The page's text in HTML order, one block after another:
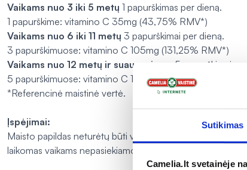
Sutikimas
Camelia.lt svetainėje
Vaikams nuo 3 iki 5 metų 1 papurškimas per dieną.
1 papurškime: vitamino C 35mg (43,75% RMV*)
Vaikams nuo 6 iki 11 metų 3 papurškimai per dieną.
3 papurškimuose: vitamino C 105mg (131,25% RMV*)
Vaikams nuo 12 metų ir suaugusiems
5 papurškimai per
5 papurškimuose: vitamino C 175mg (218,75% RMV*).
*Referencinė maistinė vertė.
Įspėjimai:
Maisto papildas neturėtų būti vartojamas kaip maisto
laikomas vaikams nepasiekiamoje vietoje.